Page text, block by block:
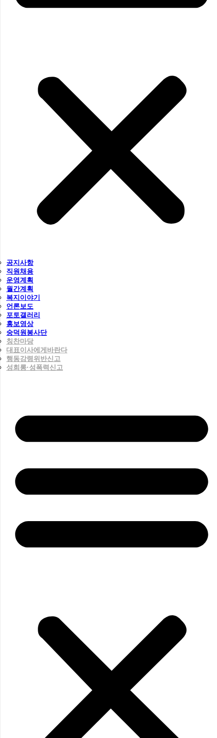
공지사항
직원채용
운영계획
월간계획
복지이야기
언론보도
포토갤러리
홍보영상
숭덕원봉사단
칭찬마당
대표이사에게바란다
행동강령위반신고
성희롱·성폭력신고